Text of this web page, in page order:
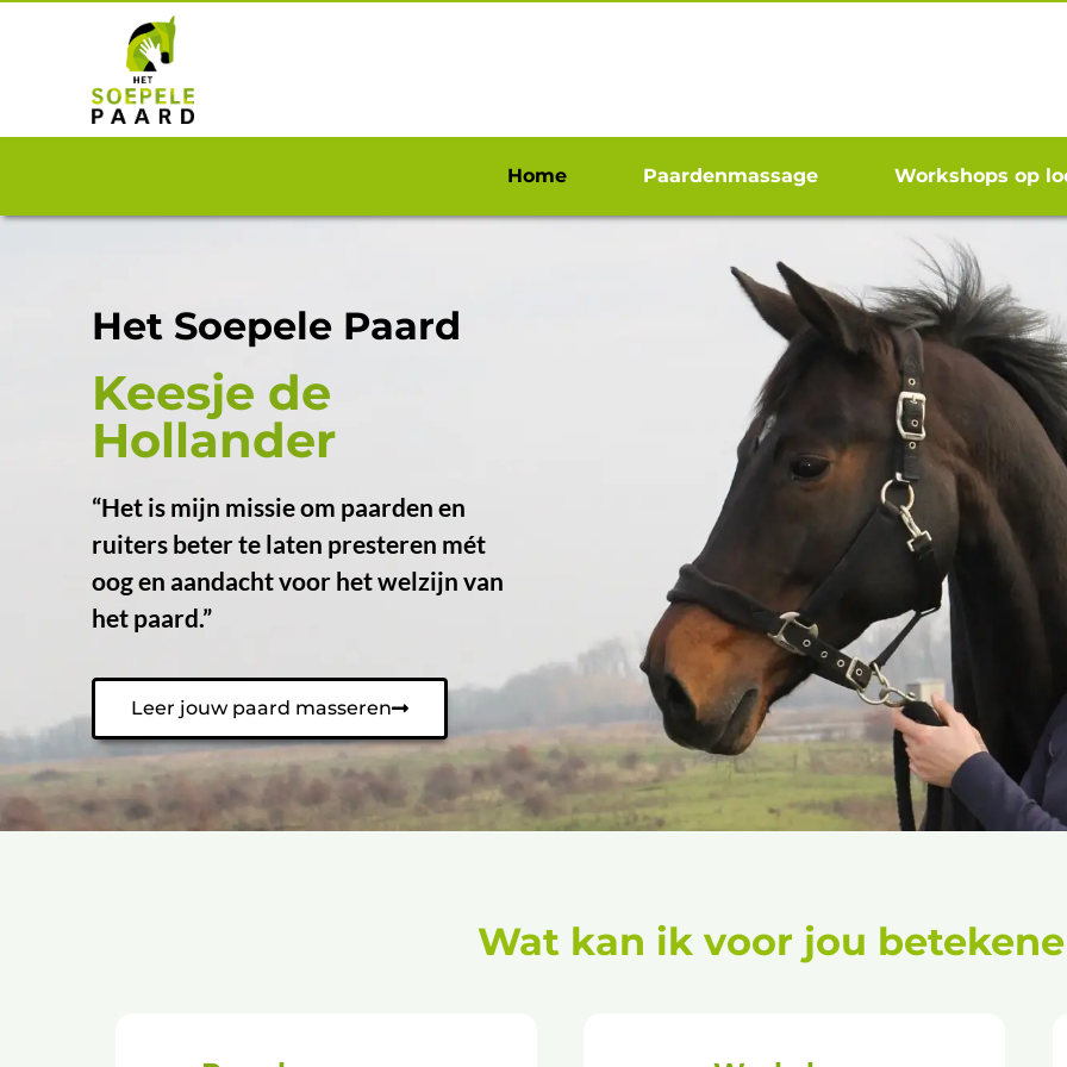
Home Paardenmassage Workshops op
Het Soepele Paard
Keesje de
Hollander
“Het is mijn missie om paarden en
ruiters beter te laten presteren mét
oog en aandacht voor het welzijn van
het paard.”
Leer jouw paard masseren
Wat kan ik voor jou